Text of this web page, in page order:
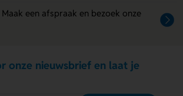
Maak een afspraak en bezoek onze
onze nieuwsbrief en laat je